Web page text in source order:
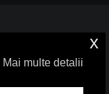
Mai multe detalii
x